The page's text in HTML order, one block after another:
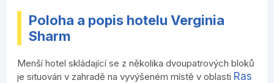
Poloha a popis hotelu Verginia
Sharm
Menší hotel skládající se z několika dvoupatrových bloků
je situován v zahradě na vyvýšeném místě v oblasti Ras